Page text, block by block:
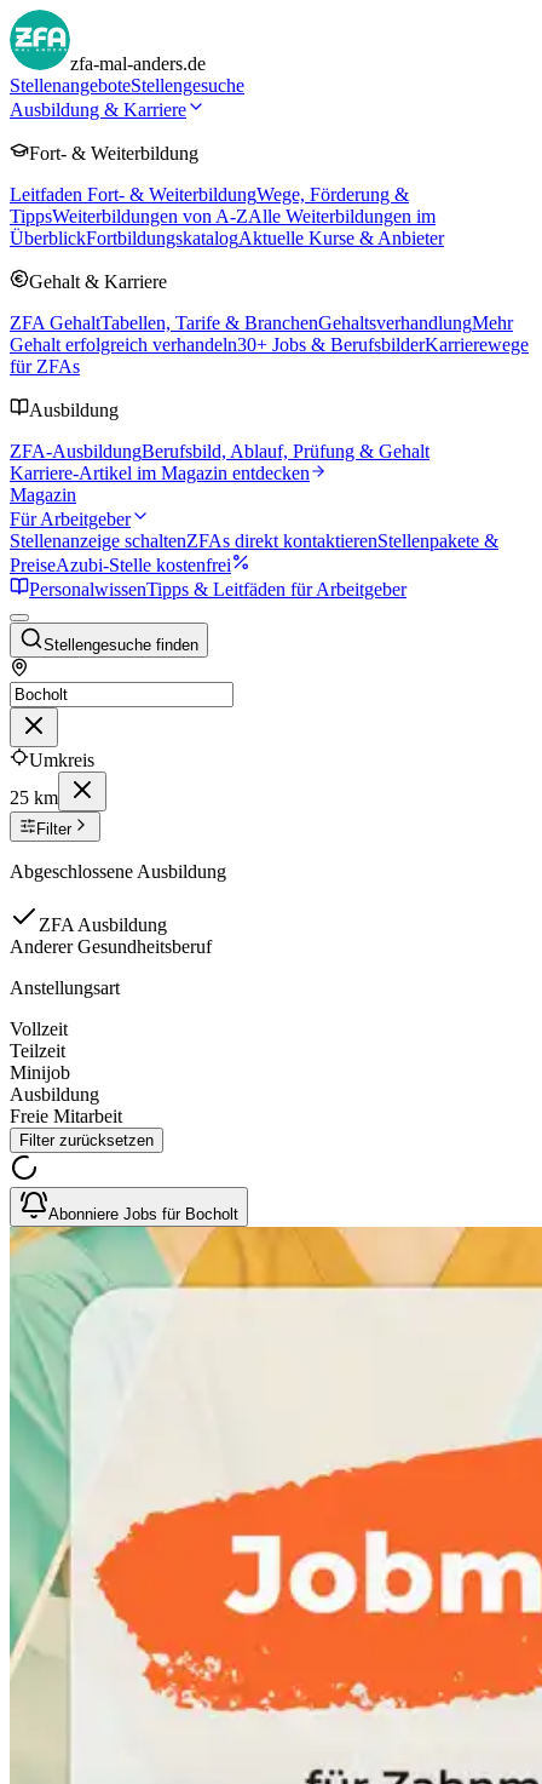
zfa-mal-anders.de
StellenangeboteStellengesuche
Ausbildung & Karriere
Fort- & Weiterbildung
Leitfaden Fort- & WeiterbildungWege, Förderung &
TippsWeiterbildungen von A-ZAlle Weiterbildungen im
ÜberblickFortbildungskatalogAktuelle Kurse & Anbieter
Gehalt & Karriere
ZFA GehaltTabellen, Tarife & BranchenGehaltsverhandlungMehr
Gehalt erfolgreich verhandeln30+ Jobs & BerufsbilderKarrierewege
für ZFAs
Ausbildung
ZFA-AusbildungBerufsbild, Ablauf, Prüfung & Gehalt
Karriere-Artikel im Magazin entdecken
Magazin
Für Arbeitgeber
Stellenanzeige schaltenZFAs direkt kontaktierenStellenpakete &
PreiseAzubi-Stelle kostenfrei
PersonalwissenTipps & Leitfäden für Arbeitgeber
Stellengesuche finden
Umkreis
25 km
Filter
Abgeschlossene Ausbildung
ZFA Ausbildung
Anderer Gesundheitsberuf
Anstellungsart
Vollzeit
Teilzeit
Minijob
Ausbildung
Freie Mitarbeit
Filter zurücksetzen
Abonniere Jobs für Bocholt